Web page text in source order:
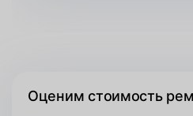
Оценим стоимость